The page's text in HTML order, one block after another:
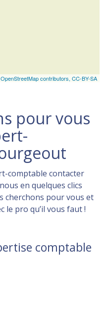
OpenStreetMap contributors, CC-BY-SA
pour vous
comptable contacter
en quelques clics
cherchons pour vous et
le pro qu’il vous faut !
comptable